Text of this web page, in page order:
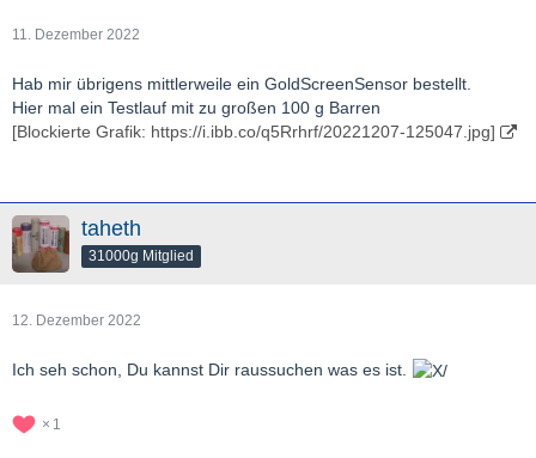
11. Dezember 2022
Hab mir übrigens mittlerweile ein GoldScreenSensor bestellt.
Hier mal ein Testlauf mit zu großen 100 g Barren
[Blockierte Grafik: https://i.ibb.co/q5Rrhrf/20221207-125047.jpg]
taheth
31000g Mitglied
12. Dezember 2022
Ich seh schon, Du kannst Dir raussuchen was es ist.
1